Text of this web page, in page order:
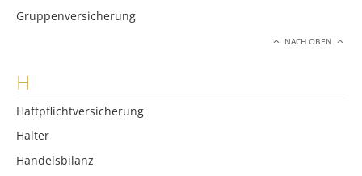
Gruppenversicherung
NACH OBEN
H
Haftpflichtversicherung
Halter
Handelsbilanz